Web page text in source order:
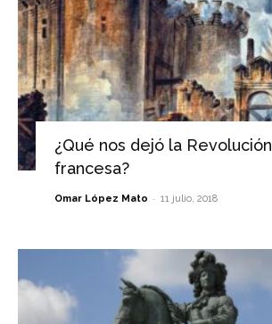
¿Qué nos dejó la Revolución
francesa?
Omar López Mato - 11 julio, 2018